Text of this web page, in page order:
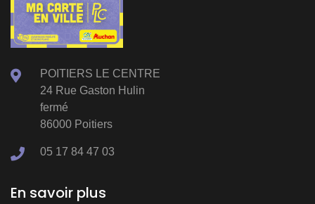
POITIERS LE CENTRE
24 Rue Gaston Hulin
fermé
86000 Poitiers
05 17 84 47 03
En savoir plus